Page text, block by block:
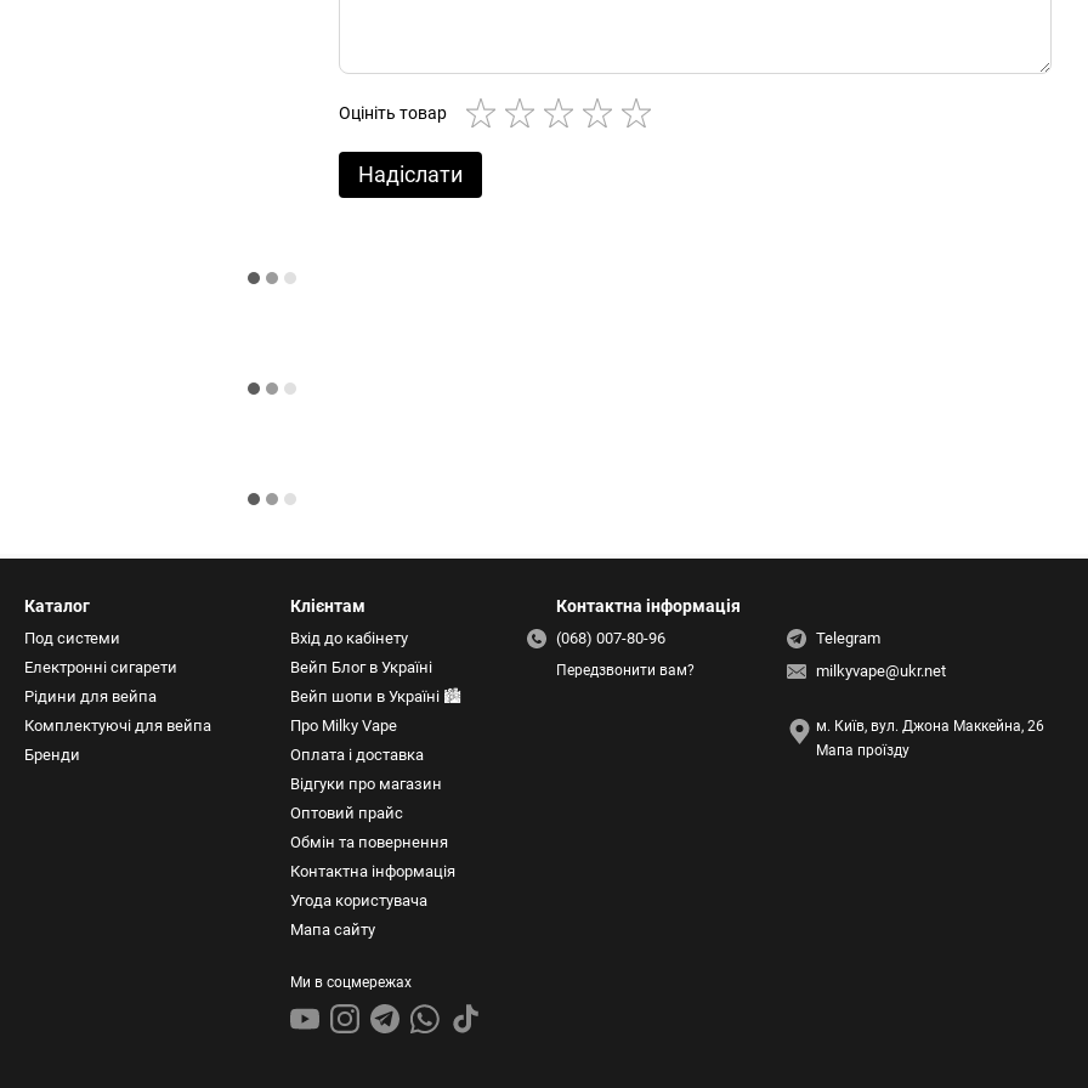
Оцініть товар
Надіслати
Каталог
Под системи
Електронні сигарети
Рідини для вейпа
Комплектуючі для вейпа
Бренди
Клієнтам
Вхід до кабінету
Вейп Блог в Україні
Вейп шопи в Україні 🏙️
Про Milky Vape
Оплата і доставка
Відгуки про магазин
Оптовий прайс
Обмін та повернення
Контактна інформація
Угода користувача
Мапа сайту
Ми в соцмережах
Контактна інформація
(068) 007-80-96
Передзвонити вам?
Telegram
milkyvape@ukr.net
м. Київ, вул. Джона Маккейна, 26
Мапа проїзду